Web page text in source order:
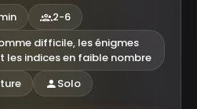
Il n'y a pas de bon ou de
vos décisions, cette
dernier jeu de cette année
utilise toutes les dernières
2-6
difficile, les énigmes
les indices en faible nombre
Solo